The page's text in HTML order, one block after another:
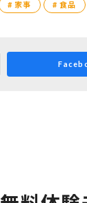
# 家事 # 食品